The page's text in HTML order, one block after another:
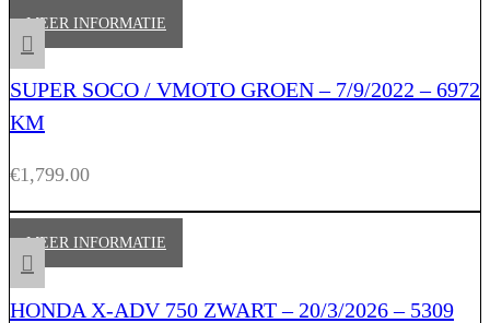
MEER INFORMATIE
SUPER SOCO / VMOTO GROEN – 7/9/2022 – 6972
KM
€1,799.00
MEER INFORMATIE
HONDA X-ADV 750 ZWART – 20/3/2026 – 5309